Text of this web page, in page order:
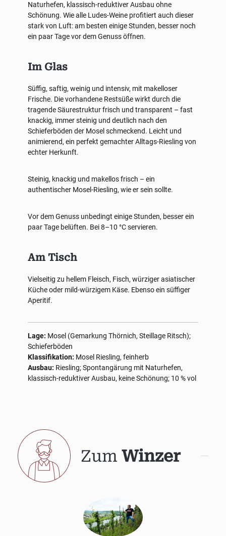
Naturhefen, klassisch-reduktiver Ausbau ohne
Schönung. Wie alle Ludes-Weine profitiert auch dieser
stark von Luft: am besten einige Stunden, besser noch
ein paar Tage vor dem Genuss öffnen.
Im Glas
Süffig, saftig, weinig und intensiv, mit makelloser
Frische. Die vorhandene Restsüße wirkt durch die
tragende Säurestruktur frisch und transparent – fast
knackig, immer steinig und deutlich nach den
Schieferböden der Mosel schmeckend. Leicht und
animierend, ein perfekt gemachter Alltags-Riesling von
echter Herkunft.
Steinig, knackig und makellos frisch – ein
authentischer Mosel-Riesling, wie er sein sollte.
Vor dem Genuss unbedingt einige Stunden, besser ein
paar Tage belüften. Bei 8–10 °C servieren.
Am Tisch
Vielseitig zu hellem Fleisch, Fisch, würziger asiatischer
Küche oder mild-würzigem Käse. Ebenso ein süffiger
Aperitif.
Lage: Mosel (Gemarkung Thörnich, Steillage Ritsch);
Schieferböden
Klassifikation: Mosel Riesling, feinherb
Ausbau: Riesling; Spontangärung mit Naturhefen,
klassisch-reduktiver Ausbau, keine Schönung; 10 % vol
Zum Winzer